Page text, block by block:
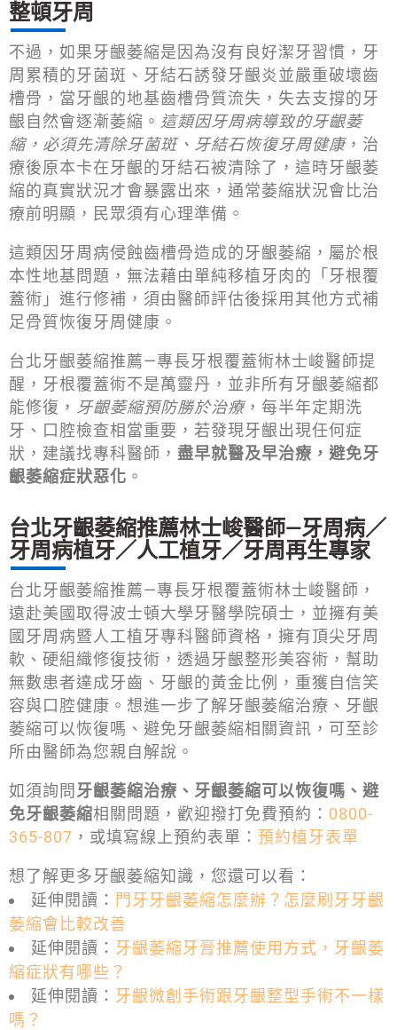
整頓牙周
不過，如果牙齦萎縮是因為沒有良好潔牙習慣，牙
周累積的牙菌斑、牙結石誘發牙齦炎並嚴重破壞齒
槽骨，當牙齦的地基齒槽骨質流失，失去支撐的牙
齦自然會逐漸萎縮。 這類因牙周病導致的牙齦萎
縮，必須先清除牙菌斑、牙結石恢復牙周健康，治
療後原本卡在牙齦的牙結石被清除了，這時牙齦萎
縮的真實狀況才會暴露出來，通常萎縮狀況會比治
療前明顯，民眾須有心理準備。
這類因牙周病侵蝕齒槽骨造成的牙齦萎縮，屬於根
本性地基問題，無法藉由單純移植牙肉的「牙根覆
蓋術」進行修補，須由醫師評估後採用其他方式補
足骨質恢復牙周健康。
台北牙齦萎縮推薦—專長牙根覆蓋術林士峻醫師提
醒，牙根覆蓋術不是萬靈丹，並非所有牙齦萎縮都
能修復， 牙齦萎縮預防勝於治療，每半年定期洗
牙、口腔檢查相當重要，若發現牙齦出現任何症
狀，建議找專科醫師， 盡早就醫及早治療，避免牙
齦萎縮症狀惡化 。
台北牙齦萎縮推薦林士峻醫師—牙周病／
牙周病植牙／人工植牙／牙周再生專家
台北牙齦萎縮推薦—專長牙根覆蓋術林士峻醫師，
遠赴美國取得波士頓大學牙醫學院碩士，並擁有美
國牙周病暨人工植牙專科醫師資格，擁有頂尖牙周
軟、硬組織修復技術，透過牙齦整形美容術，幫助
無數患者達成牙齒、牙齦的黃金比例，重獲自信笑
容與口腔健康。想進一步了解牙齦萎縮治療、牙齦
萎縮可以恢復嗎、避免牙齦萎縮相關資訊，可至診
所由醫師為您親自解說。
如須詢問 牙齦萎縮治療、牙齦萎縮可以恢復嗎、避
免牙齦萎縮相關問題，歡迎撥打免費預約： 0800-
365-807 ，或填寫線上預約表單： 預約植牙表單
想了解更多牙齦萎縮知識，您還可以看：
延伸閱讀： 門牙牙齦萎縮怎麼辦？怎麼刷牙牙齦
萎縮會比較改善
延伸閱讀： 牙齦萎縮牙膏推薦使用方式，牙齦萎
縮症狀有哪些？
延伸閱讀： 牙齦微創手術跟牙齦整型手術不一樣
嗎？